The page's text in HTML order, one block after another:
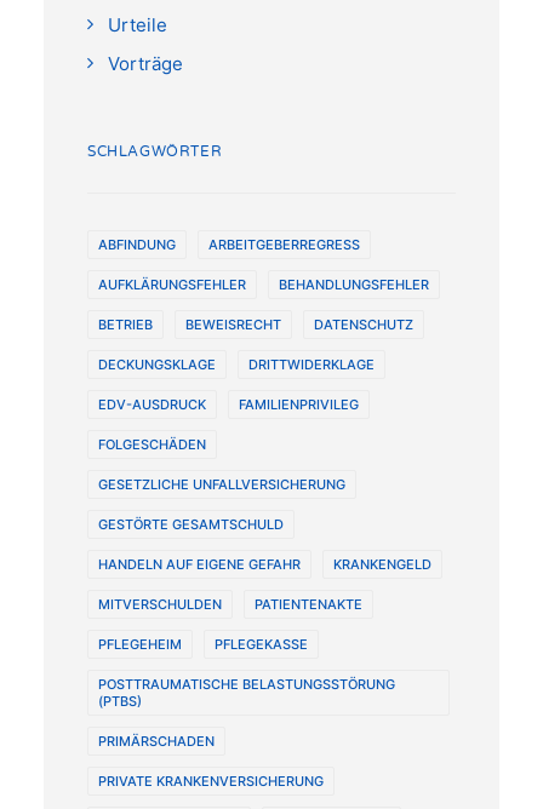
Urteile
Vorträge
SCHLAGWÖRTER
ABFINDUNG ARBEITGEBERREGRESS
AUFKLÄRUNGSFEHLER BEHANDLUNGSFEHLER
BETRIEB BEWEISRECHT DATENSCHUTZ
DECKUNGSKLAGE DRITTWIDERKLAGE
EDV-AUSDRUCK FAMILIENPRIVILEG
FOLGESCHÄDEN
GESETZLICHE UNFALLVERSICHERUNG
GESTÖRTE GESAMTSCHULD
HANDELN AUF EIGENE GEFAHR KRANKENGELD
MITVERSCHULDEN PATIENTENAKTE
PFLEGEHEIM PFLEGEKASSE
POSTTRAUMATISCHE BELASTUNGSSTÖRUNG
(PTBS)
PRIMÄRSCHADEN
PRIVATE KRANKENVERSICHERUNG